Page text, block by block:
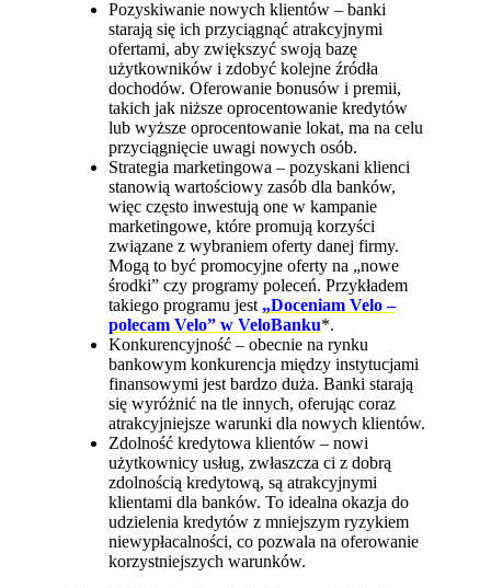
Pozyskiwanie nowych klientów – banki
starają się ich przyciągnąć atrakcyjnymi
ofertami, aby zwiększyć swoją bazę
użytkowników i zdobyć kolejne źródła
dochodów. Oferowanie bonusów i premii,
takich jak niższe oprocentowanie kredytów
lub wyższe oprocentowanie lokat, ma na celu
przyciągnięcie uwagi nowych osób.
Strategia marketingowa – pozyskani klienci
stanowią wartościowy zasób dla banków,
więc często inwestują one w kampanie
marketingowe, które promują korzyści
związane z wybraniem oferty danej firmy.
Mogą to być promocyjne oferty na „nowe
środki” czy programy poleceń. Przykładem
takiego programu jest „Doceniam Velo –
polecam Velo” w VeloBanku*.
Konkurencyjność – obecnie na rynku
bankowym konkurencja między instytucjami
finansowymi jest bardzo duża. Banki starają
się wyróżnić na tle innych, oferując coraz
atrakcyjniejsze warunki dla nowych klientów.
Zdolność kredytowa klientów – nowi
użytkownicy usług, zwłaszcza ci z dobrą
zdolnością kredytową, są atrakcyjnymi
klientami dla banków. To idealna okazja do
udzielenia kredytów z mniejszym ryzykiem
niewypłacalności, co pozwala na oferowanie
korzystniejszych warunków.